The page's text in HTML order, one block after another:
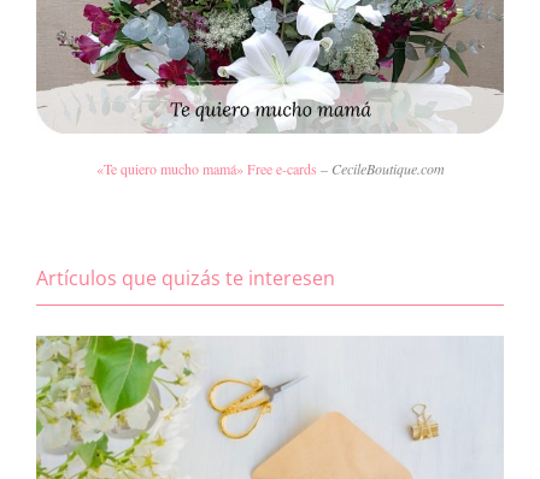
«Te quiero mucho mamá» Free e-cards – CecileBoutique.com
Artículos que quizás te interesen